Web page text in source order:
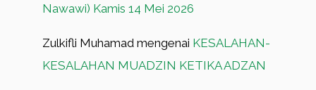
Nawawi) Kamis 14 Mei 2026
Zulkifli Muhamad mengenai KESALAHAN-
KESALAHAN MUADZIN KETIKA ADZAN